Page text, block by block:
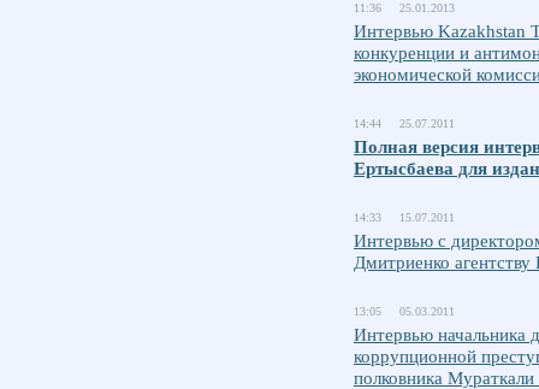
11:36 25.01.2013
Интервью Kazakhstan
конкуренции и
экономической
14:44 25.07.2011
Полная версия
Ертысбаева для
14:33 15.07.2011
Интервью с
Дмитриенко
13:05 05.03.2011
Интервью начальника
коррупционной
полковника